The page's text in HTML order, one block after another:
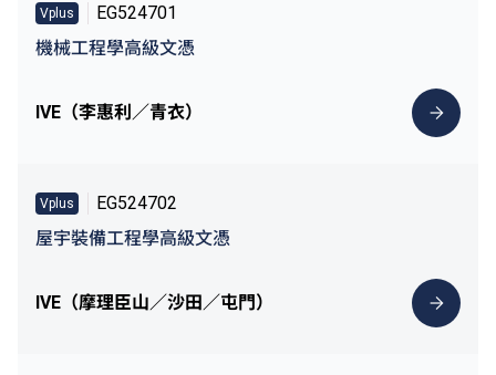
Vplus
EG524701
機械工程學高級文憑
IVE（李惠利／青衣）
Vplus
EG524702
屋宇裝備工程學高級文憑
IVE（摩理臣山／沙田／屯門）